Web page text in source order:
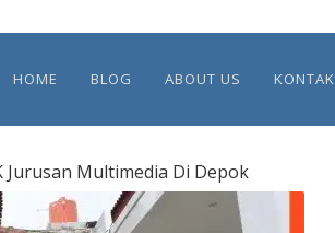
HOME BLOG ABOUT US KONTAK
Jurusan Multimedia Di Depok